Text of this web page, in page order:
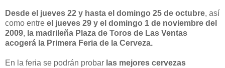
Desde el jueves 22 y hasta el domingo 25 de octubre, así
como entre el jueves 29 y el domingo 1 de noviembre del
2009, la madrileña Plaza de Toros de Las Ventas
acogerá la Primera Feria de la Cerveza.
En la feria se podrán probar las mejores cervezas